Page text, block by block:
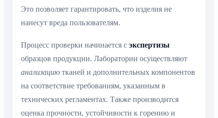
Это позволяет гарантировать, что изделия не
нанесут вреда пользователям.
Процесс проверки начинается с экспертизы
образцов продукции. Лаборатории осуществляют
анализацию тканей и дополнительных компонентов
на соответствие требованиям, указанным в
технических регламентах. Также производится
оценка прочности, устойчивости к горению и